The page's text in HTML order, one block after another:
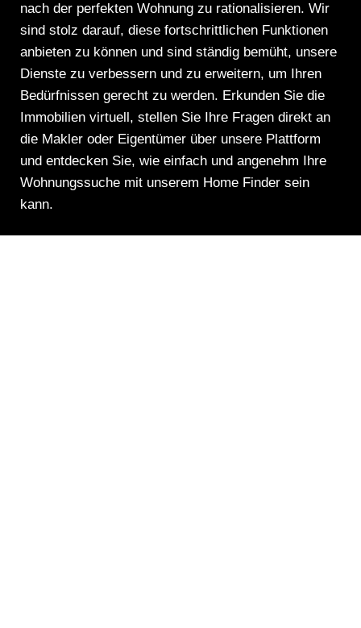
nach der perfekten Wohnung zu rationalisieren. Wir
sind stolz darauf, diese fortschrittlichen Funktionen
anbieten zu können und sind ständig bemüht, unsere
Dienste zu verbessern und zu erweitern, um Ihren
Bedürfnissen gerecht zu werden. Erkunden Sie die
Immobilien virtuell, stellen Sie Ihre Fragen direkt an
die Makler oder Eigentümer über unsere Plattform
und entdecken Sie, wie einfach und angenehm Ihre
Wohnungssuche mit unserem Home Finder sein
kann.